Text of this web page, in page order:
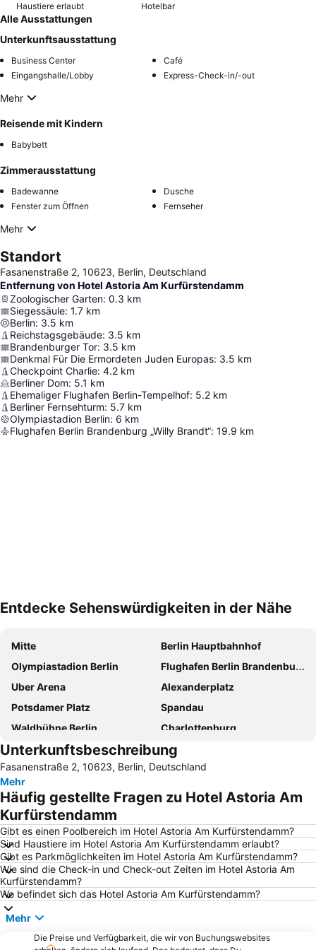
Haustiere erlaubt Hotelbar
Alle Ausstattungen
Unterkunftsausstattung
Business Center
Café
Eingangshalle/Lobby
Express-Check-in/-out
Mehr
Reisende mit Kindern
Babybett
Zimmerausstattung
Badewanne
Dusche
Fenster zum Öffnen
Fernseher
Mehr
Standort
Fasanenstraße 2, 10623, Berlin, Deutschland
Entfernung von Hotel Astoria Am Kurfürstendamm
Zoologischer Garten: 0.3 km
Siegessäule: 1.7 km
Berlin: 3.5 km
Reichstagsgebäude: 3.5 km
Brandenburger Tor: 3.5 km
Denkmal Für Die Ermordeten Juden Europas: 3.5 km
Checkpoint Charlie: 4.2 km
Berliner Dom: 5.1 km
Ehemaliger Flughafen Berlin-Tempelhof: 5.2 km
Berliner Fernsehturm: 5.7 km
Olympiastadion Berlin: 6 km
Flughafen Berlin Brandenburg „Willy Brandt“: 19.9 km
Entdecke Sehenswürdigkeiten in der Nähe
Mitte
Berlin Hauptbahnhof
Olympiastadion Berlin
Flughafen Berlin Brandenburg
Uber Arena
Alexanderplatz
Potsdamer Platz
Spandau
Waldbühne Berlin
Charlottenburg
Kurfürstendamm
Friedrichstadt-Palast
Köpenick
Charlottenburg-Wilmersdorf
Friedrichshain
Messegelände Berlin
Neukölln
Kreuzberg
Ostbahnhof Berlin
Schöneberg
Brandenburger Tor
Bahnhof Zoologischer Garten Friedrichstraße
KaDeWe
Steglitz
Tempodrom
Lichtenberg
Berlin Tiergarten
Unterkunftsbeschreibung
Fasanenstraße 2, 10623, Berlin, Deutschland
Mehr
Häufig gestellte Fragen zu Hotel Astoria Am
Kurfürstendamm
Gibt es einen Poolbereich im Hotel Astoria Am Kurfürstendamm?
Sind Haustiere im Hotel Astoria Am Kurfürstendamm erlaubt?
Gibt es Parkmöglichkeiten im Hotel Astoria Am Kurfürstendamm?
Wie sind die Check-in und Check-out Zeiten im Hotel Astoria Am
Kurfürstendamm?
Wo befindet sich das Hotel Astoria Am Kurfürstendamm?
Mehr
Die Preise und Verfügbarkeit, die wir von Buchungswebsites